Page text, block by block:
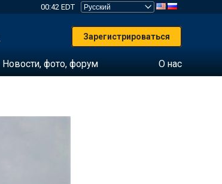
00:42 EDT
Зарегистрироваться
Новости, фото, форум О нас